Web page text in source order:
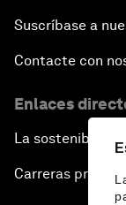
Suscríbase a
Contacte con
Enlaces
La sostenibilidad
Carreras